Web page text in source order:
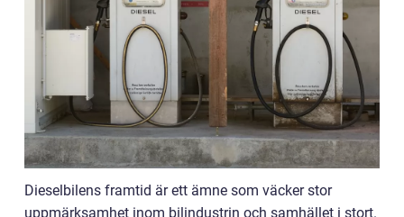
Dieselbilens framtid är ett ämne som väcker stor
uppmärksamhet inom bilindustrin och samhället i stort.